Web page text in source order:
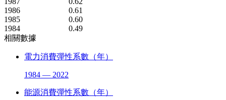
1986
0.61
1985
0.60
1984
0.49
相關數據
電力消費彈性系數（年）
1984 — 2022
能源消費彈性系數（年）